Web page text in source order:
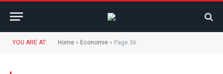
YOU ARE AT: Home » Economie » Page 36